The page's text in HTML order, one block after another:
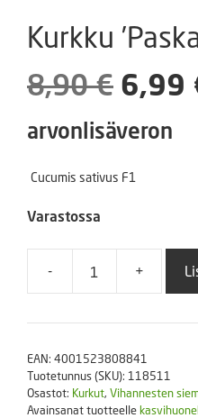
Kurkku
8,90€
hinta
oli:
6,99
arvonlisäveron
Cucumis sativus F1
Varastossa
-
F1
+
EAN: 4001523808841
Tuotetunnus (SKU): 118511
Osastot: Kurkut, Vihannesten
Avainsanat tuotteelle